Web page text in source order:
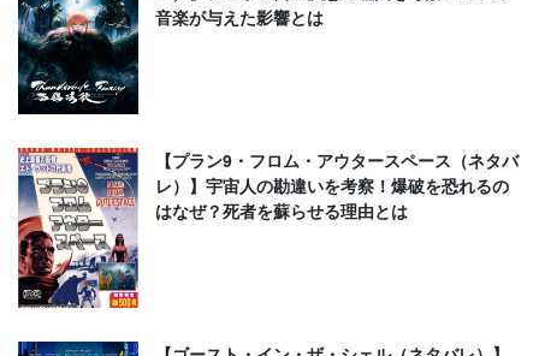
音楽が与えた影響とは
【プラン9・フロム・アウタースペース（ネタバ
レ）】宇宙人の勘違いを考察！爆破を恐れるの
はなぜ？死者を蘇らせる理由とは